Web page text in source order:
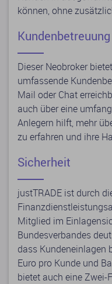
können, ohne
Kundenbetreuung
Dieser Neobroker
umfassende
Mail oder Chat
auch über eine
Anlegern hilft, mehr
zu erfahren und ihre
Sicherheit
justTRADE ist durch
Mitglied im
Bundesverbandes
dass Kundeneinlagen
Euro pro Kunde und
bietet auch eine